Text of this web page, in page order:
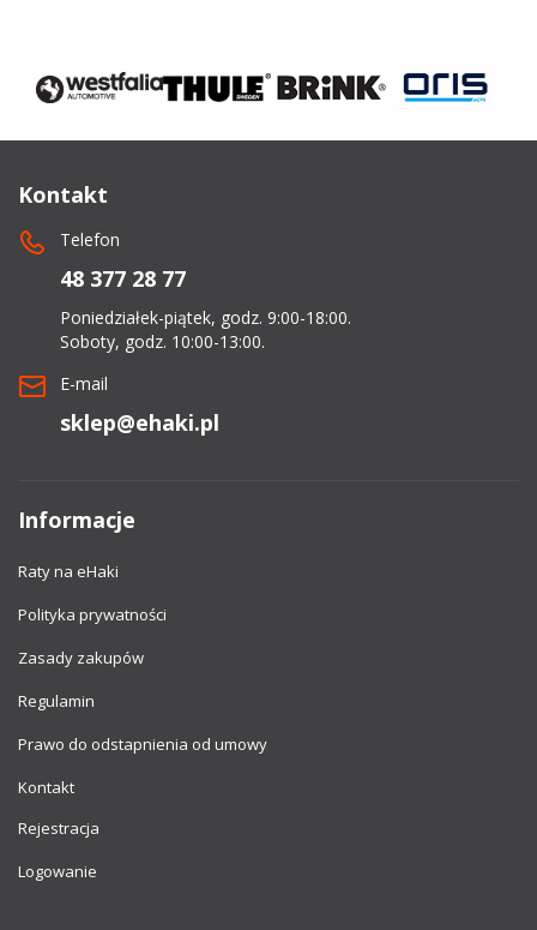
Kontakt
Telefon
48 377 28 77
Poniedziałek-piątek, godz. 9:00-18:00.
Soboty, godz. 10:00-13:00.
E-mail
sklep@ehaki.pl
Informacje
Raty na eHaki
Polityka prywatności
Zasady zakupów
Regulamin
Prawo do odstapnienia od umowy
Kontakt
Rejestracja
Logowanie